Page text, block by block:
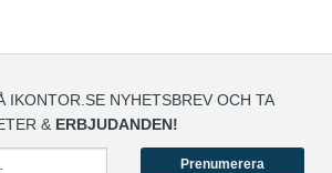
IKONTOR.SE NYHETSBREV OCH TA
& ERBJUDANDEN!
Prenumerera